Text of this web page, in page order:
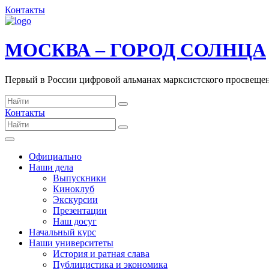
Контакты
МОСКВА – ГОРОД СОЛНЦА
Первый в России цифровой альманах марксистского
Контакты
Официально
Наши дела
Выпускники
Киноклуб
Экскурсии
Презентации
Наш досуг
Начальный курс
Наши университеты
История и ратная слава
Публицистика и экономика